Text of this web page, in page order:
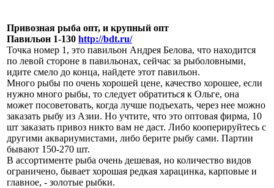
Привозная рыба опт, и крупный опт
Павильон 1-130 http://bdt.ru/
Точка номер 1, это павильон Андрея Белова, что находится
по левой стороне в павильонах, сейчас за рыболовными,
идите смело до конца, найдете этот павильон.
Много рыбы по очень хорошей цене, качество хорошее, если
нужно много рыбы, то следует обратиться к Ольге, она
может посоветовать, когда лучше подъехать, через нее можно
заказать рыбу из Азии. Но учтите, что это оптовая фирма, 10
шт заказать привоз никто вам не даст. Либо кооперируйтесь с
другими аквариумистами, либо берите рыбу сами. Партии
бывают 150-270 шт.
В ассортименте рыба очень дешевая, но количество видов
ограничено, бывает хорошая редкая харацинка, карповые и
главное, - золотые рыбки.